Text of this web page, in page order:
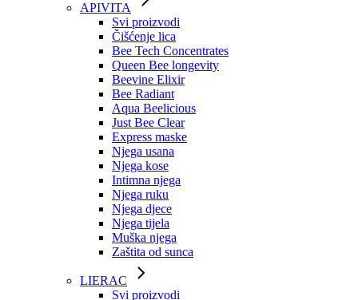
APIVITA
Svi proizvodi
Čišćenje lica
Bee Tech Concentrates
Queen Bee longevity
Beevine Elixir
Bee Radiant
Aqua Beelicious
Just Bee Clear
Express maske
Njega usana
Njega kose
Intimna njega
Njega ruku
Njega djece
Njega tijela
Muška njega
Zaštita od sunca
LIERAC
Svi proizvodi